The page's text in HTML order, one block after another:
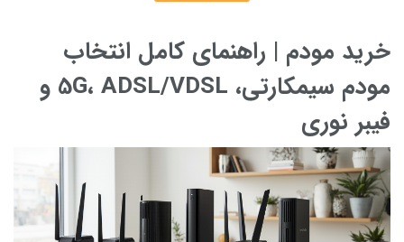
خرید مودم | راهنمای کامل انتخاب
مودم سیمکارتی، 5G، ADSL/VDSL و
فیبر نوری